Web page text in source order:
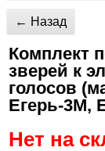
← Назад
Комплект
зверей к
голосов
Егерь-3М,
Нет на